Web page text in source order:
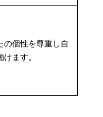
の個性を尊重し自
ます。